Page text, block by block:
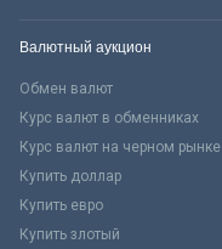
Валютный аукцион
Обмен валют
Курс валют в обменниках
Курс валют на черном рынке
Купить доллар
Купить евро
Купить злотый